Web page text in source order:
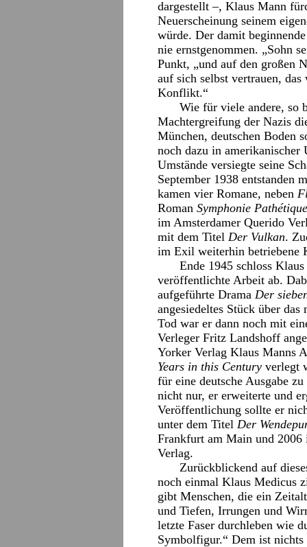
dargestellt –, Klaus Mann
Neuerscheinung seinem
würde. Der damit
nie ernstgenommen. „Sohn
Punkt, „und auf den großen
auf sich selbst vertrauen,
Konflikt.“
Wie für viele andere, so
Machtergreifung der Nazis
München, deutschen Boden
noch dazu in
Umstände versiegte seine
September 1938 entstanden
kamen vier Romane, neben
Roman Symphonie Pathétique
im Amsterdamer Querido
mit dem Titel Der Vulkan.
im Exil weiterhin betriebene
Ende 1945 schloss
veröffentlichte Arbeit ab.
aufgeführte Drama Der
angesiedeltes Stück über
Tod war er dann noch mit
Verleger Fritz Landshoff
Yorker Verlag Klaus Manns
Years in this Century verlegt
für eine deutsche Ausgabe
nicht nur, er erweiterte und
Veröffentlichung sollte er
unter dem Titel Der
Frankfurt am Main und
Verlag.
Zurückblickend auf
noch einmal Klaus Medicus
gibt Menschen, die ein
und Tiefen, Irrungen und
letzte Faser durchleben wie
Symbolfigur.“ Dem ist